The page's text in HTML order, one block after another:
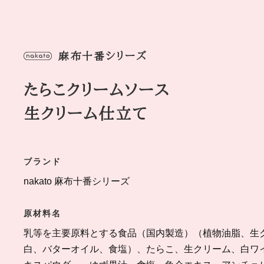
麻布十番シリーズ
たらこクリームソース
生クリーム仕立て
ブランド
nakato 麻布十番シリーズ
原材料名
乳等を主要原料とする食品（国内製造）（植物油脂、
白、バターオイル、食塩）、たらこ、生クリーム、白